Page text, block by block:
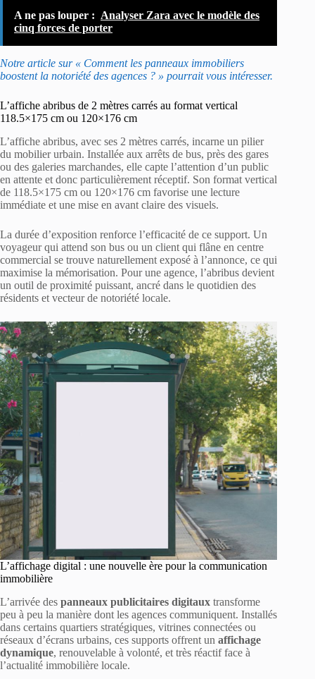
A ne pas louper : Analyser Zara avec le modèle des
cinq forces de porter
Notre article sur « Comment les panneaux immobiliers
boostent la notoriété des agences ? » pourrait vous intéresser.
L’affiche abribus de 2 mètres carrés au format vertical
118.5×175 cm ou 120×176 cm
L’affiche abribus, avec ses 2 mètres carrés, incarne un pilier
du mobilier urbain. Installée aux arrêts de bus, près des gares
ou des galeries marchandes, elle capte l’attention d’un public
en attente et donc particulièrement réceptif. Son format vertical
de 118.5×175 cm ou 120×176 cm favorise une lecture
immédiate et une mise en avant claire des visuels.
La durée d’exposition renforce l’efficacité de ce support. Un
voyageur qui attend son bus ou un client qui flâne en centre
commercial se trouve naturellement exposé à l’annonce, ce qui
maximise la mémorisation. Pour une agence, l’abribus devient
un outil de proximité puissant, ancré dans le quotidien des
résidents et vecteur de notoriété locale.
L’affichage digital : une nouvelle ère pour la communication
immobilière
L’arrivée des panneaux publicitaires digitaux transforme
peu à peu la manière dont les agences communiquent. Installés
dans certains quartiers stratégiques, vitrines connectées ou
réseaux d’écrans urbains, ces supports offrent un affichage
dynamique, renouvelable à volonté, et très réactif face à
l’actualité immobilière locale.